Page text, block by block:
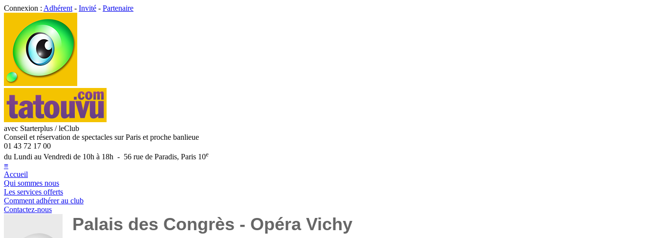
Connexion : Adhérent - Invité - Partenaire
avec Starterplus / leClub
Conseil et réservation de spectacles sur Paris et proche banlieue
01 43 72 17 00
du Lundi au Vendredi de 10h à 18h - 56 rue de Paradis, Paris 10e
≡
Accueil
Qui sommes nous
Les services offerts
Comment adhérer au club
Contactez-nous
Palais des Congrès - Opéra Vichy